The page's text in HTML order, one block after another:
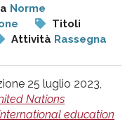
Norme
Titoli
Attività Rassegna
25 luglio 2023,
Nations
education